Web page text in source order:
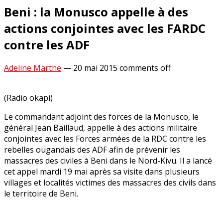
Beni : la Monusco appelle à des
actions conjointes avec les FARDC
contre les ADF
Adeline Marthe — 20 mai 2015 comments off
(Radio okapi)
Le commandant adjoint des forces de la Monusco, le
général Jean Baillaud, appelle à des actions militaire
conjointes avec les Forces armées de la RDC contre les
rebelles ougandais des ADF afin de prévenir les
massacres des civiles à Beni dans le Nord-Kivu. Il a lancé
cet appel mardi 19 mai après sa visite dans plusieurs
villages et localités victimes des massacres des civils dans
le territoire de Beni.